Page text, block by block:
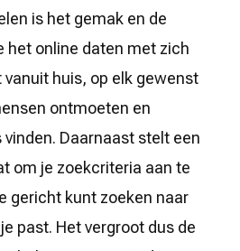
is het gemak en de
het online daten met zich
huis, op elk gewenst
ontmoeten en
Daarnaast stelt een
om je zoekcriteria aan te
gericht kunt zoeken naar
past. Het vergroot dus de